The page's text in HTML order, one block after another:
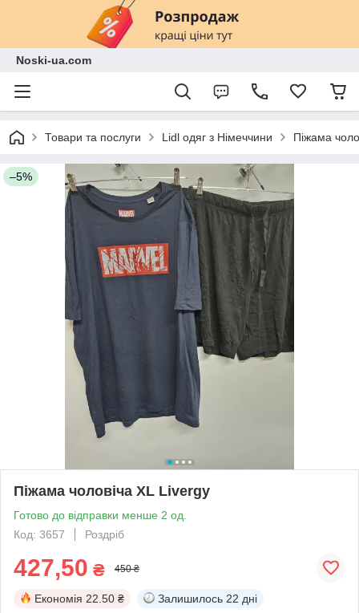
Noski-ua.com
Товари та послуги Lidl одяг з Німеччини Піжама
–5%
Піжама чоловіча XL Livergy
Готово до відправки менше 2 од.
Код: 3657
Роздріб
427,50 ₴ 450 ₴
Економія 22.50 ₴ Залишилось 22 дні